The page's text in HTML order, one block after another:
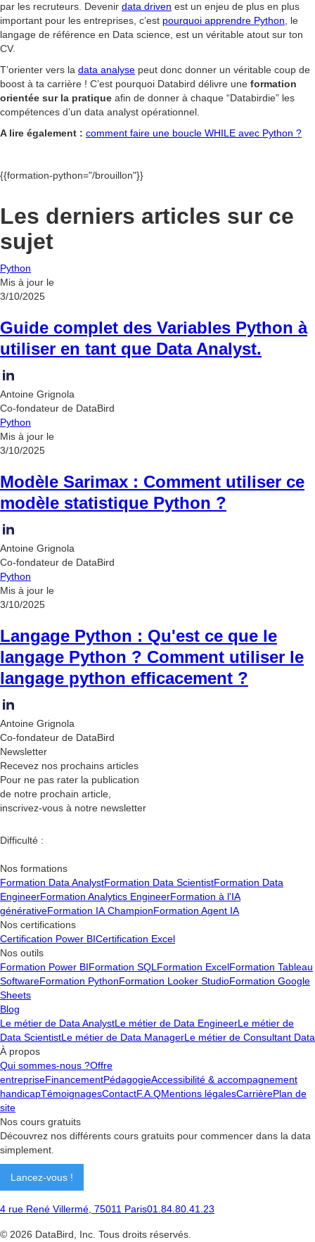
par les recruteurs. Devenir data driven est un enjeu de plus en plus
important pour les entreprises, c’est pourquoi apprendre Python , le
langage de référence en Data science, est un véritable atout sur ton
CV.
T’orienter vers la data analyse peut donc donner un véritable coup de
boost à ta carrière ! C’est pourquoi Databird délivre une formation
orientée sur la pratique afin de donner à chaque “Databirdie” les
compétences d’un data analyst opérationnel.
A lire également : comment faire une boucle WHILE avec Python ?
{{formation-python="/brouillon"}}
Les derniers articles sur ce
sujet
Python
Mis à jour le
3/10/2025
Guide complet des Variables Python à
utiliser en tant que Data Analyst.
Antoine Grignola
Co-fondateur de DataBird
Python
Mis à jour le
3/10/2025
Modèle Sarimax : Comment utiliser ce
modèle statistique Python ?
Antoine Grignola
Co-fondateur de DataBird
Python
Mis à jour le
3/10/2025
Langage Python : Qu'est ce que le
langage Python ? Comment utiliser le
langage python efficacement ?
Antoine Grignola
Co-fondateur de DataBird
Newsletter
Recevez nos prochains articles
Pour ne pas rater la publication
de notre prochain article,
inscrivez-vous à notre newsletter
Difficulté :
Nos formations
Formation Data AnalystFormation Data ScientistFormation Data
EngineerFormation Analytics EngineerFormation à l'IA
générativeFormation IA ChampionFormation Agent IA
Nos certifications
Certification Power BICertification Excel
Nos outils
Formation Power BIFormation SQL Formation ExcelFormation Tableau
SoftwareFormation PythonFormation Looker StudioFormation Google
Sheets
Blog
Le métier de Data AnalystLe métier de Data EngineerLe métier de
Data ScientistLe métier de Data ManagerLe métier de Consultant Data
À propos
Qui sommes-nous ?Offre
entrepriseFinancementPédagogieAccessibilité & accompagnement
handicapTémoignagesContactF.A.QMentions légalesCarrièrePlan de
site
Nos cours gratuits
Découvrez nos différents cours gratuits pour commencer dans la data
simplement.
Lancez-vous !
4 rue René Villermé, 75011 Paris01.84.80.41.23
© 2026 DataBird, Inc. Tous droits réservés.